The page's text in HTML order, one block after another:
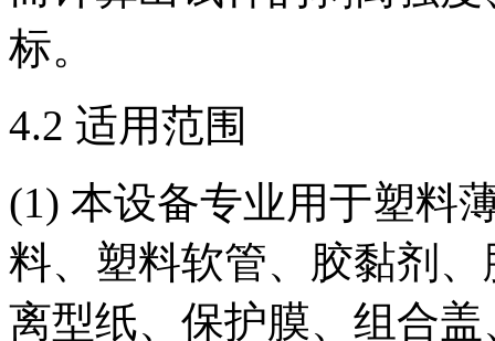
标。
4.2 适用范围
(1) 本设备专业用于塑料
料、塑料软管、胶黏剂
离型纸、保护膜、组合